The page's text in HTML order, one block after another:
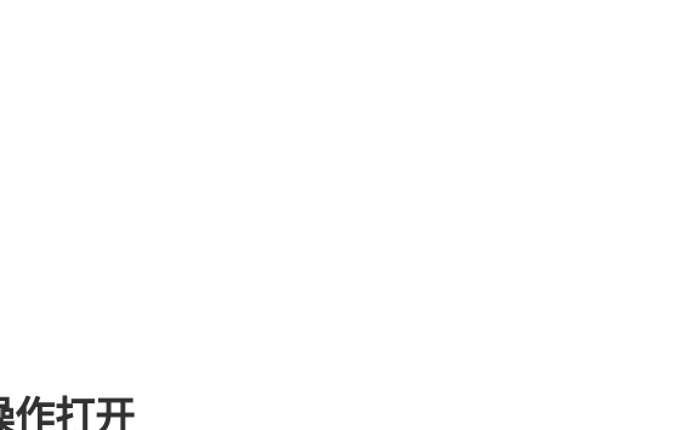
作打开